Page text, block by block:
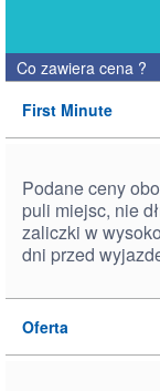
Co zawiera cena ?
First Minute
Podane ceny
puli miejsc, nie
zaliczki w
dni przed
Oferta